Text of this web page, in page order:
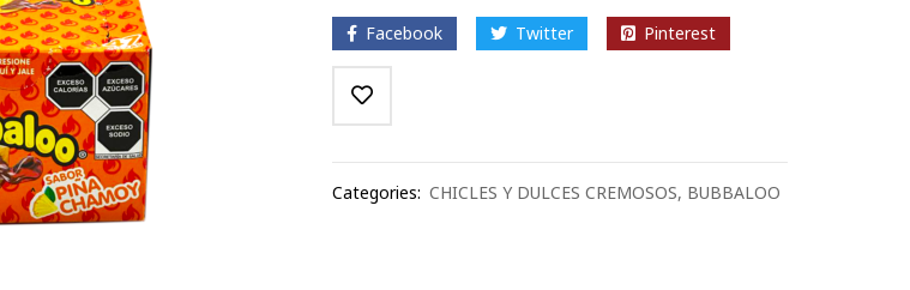
Facebook Twitter Pinterest
Categories: CHICLES Y DULCES CREMOSOS, BUBBALOO